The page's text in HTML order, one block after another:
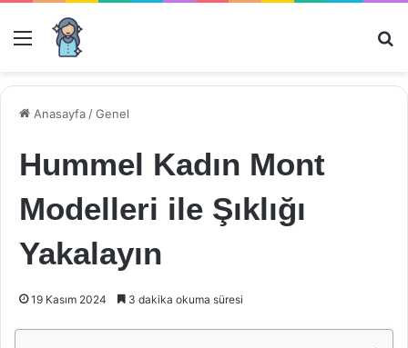
Menü
Anasayfa /Genel
Hummel Kadın Mont
Modelleri ile Şıklığı
Yakalayın
19 Kasım 2024 3 dakika okuma süresi